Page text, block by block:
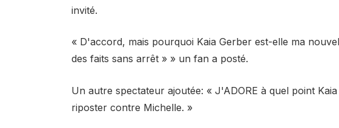
invité.
« D'accord, mais pourquoi Kaia Gerber est-elle ma
des faits sans arrêt » » un fan a posté.
Un autre spectateur ajoutée: « J'ADORE à quel point
riposter contre Michelle. »